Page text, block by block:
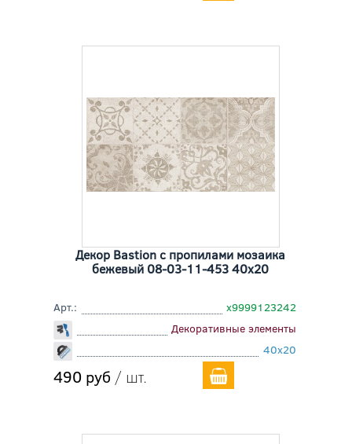
Декор Bastion с пропилами мозаика
бежевый 08-03-11-453 40x20
Арт.:
х9999123242
Декоративные элементы
40x20
490 руб / шт.